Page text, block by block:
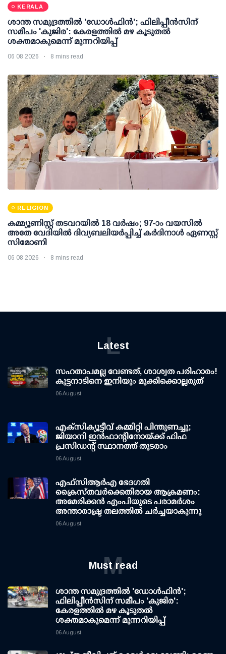
KERALA
ശാന്ത സമുദ്രത്തില്‍ 'ഡോള്‍ഫിന്‍'; ഫിലിപ്പീന്‍സിന്
സമീപം 'കുജിര': കേരളത്തില്‍ മഴ കൂടുതല്‍
ശക്തമാകുമെന്ന് മുന്നറിയിപ്പ്
06 08 2026 8 mins read
RELIGION
കമ്മ്യൂണിസ്റ്റ് തടവറയില്‍ 18 വര്‍ഷം; 97-ാം വയസില്‍
അതേ വേദിയില്‍ ദിവ്യബലിയര്‍പ്പിച്ച് കര്‍ദിനാള്‍ ഏണസ്റ്റ്
സിമോണി
06 08 2026 8 mins read
Latest
L
സഹതാപമല്ല വേണ്ടത്, ശാശ്വത പരിഹാരം!
കുട്ടനാടിനെ ഇനിയും മുക്കിക്കൊല്ലരുത്
06 August
എക്സിക്യൂട്ടീവ് കമ്മിറ്റി പിന്തുണച്ചു;
ജിയാനി ഇന്‍ഫാന്റിനോയ്ക്ക് ഫിഫ
പ്രസിഡന്റ് സ്ഥാനത്ത് തുടരാം
06 August
എഫ്‌സി‌ആര്‍‌എ ഭേദഗതി
ക്രൈസ്തവർക്കെതിരായ ആക്രമണം:
അമേരിക്കൻ എംപിയുടെ പരാമർശം
അന്താരാഷ്ട്ര തലത്തിൽ ചർച്ചയാകുന്നു
06 August
Must read
M
ശാന്ത സമുദ്രത്തില്‍ 'ഡോള്‍ഫിന്‍';
ഫിലിപ്പീന്‍സിന് സമീപം 'കുജിര':
കേരളത്തില്‍ മഴ കൂടുതല്‍
ശക്തമാകുമെന്ന് മുന്നറിയിപ്പ്
06 August